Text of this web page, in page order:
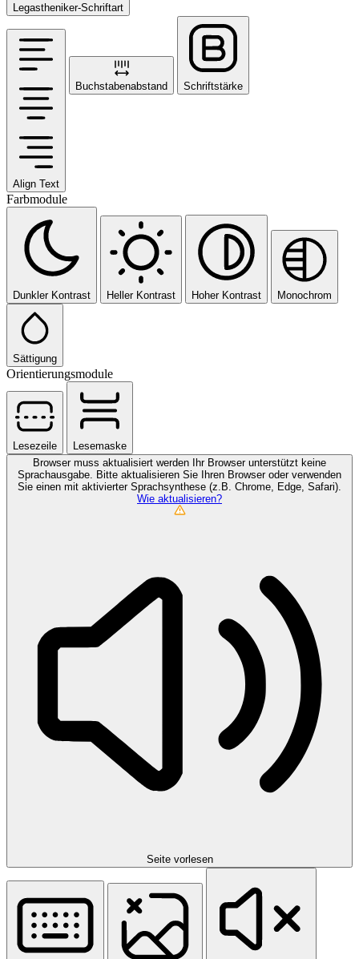
Legastheniker-Schriftart
Align Text
Buchstabenabstand Schriftstärke
Farbmodule
Dunkler Kontrast Heller Kontrast Hoher Kontrast Monochrom
Sättigung
Orientierungsmodule
Lesezeile
Lesemaske
Browser muss aktualisiert werden Ihr Browser unterstützt keine
Sprachausgabe. Bitte aktualisieren Sie Ihren Browser oder verwenden
Sie einen mit aktivierter Sprachsynthese (z.B. Chrome, Edge, Safari).
Wie aktualisieren?
Seite vorlesen